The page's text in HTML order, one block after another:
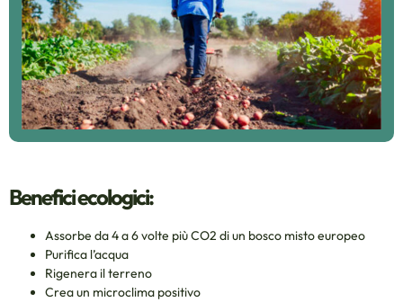
Benefici ecologici:
Assorbe da 4 a 6 volte più CO2 di un bosco misto europeo
Purifica l’acqua
Rigenera il terreno
Crea un microclima positivo